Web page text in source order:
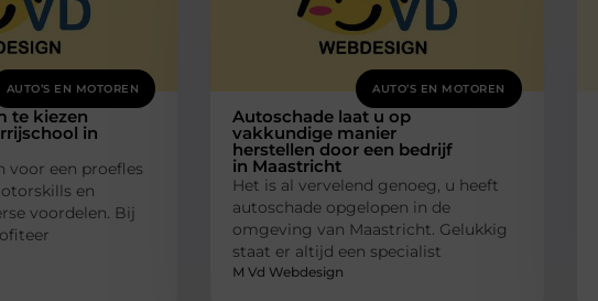
AUTO’S EN MOTOREN
te kiezen
in
voor een proefles
en
voordelen. Bij
AUTO’S EN MOTOREN
Autoschade laat u op
vakkundige manier
herstellen door een bedrijf
in Maastricht
Het is al vervelend genoeg, u heeft
autoschade opgelopen in de
omgeving van Maastricht. Gelukkig
staat er altijd een specialist
M Vd Webdesign